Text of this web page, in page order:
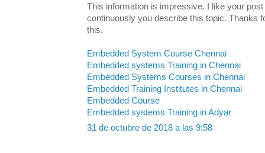
This information is impressive. I like your
continuously you describe this topic. Thanks
this.
Embedded System Course Chennai
Embedded systems Training in Chennai
Embedded Systems Courses in Chennai
Embedded Training Institutes in Chennai
Embedded Course
Embedded systems Training in Adyar
31 de octubre de 2018 a las 9:58